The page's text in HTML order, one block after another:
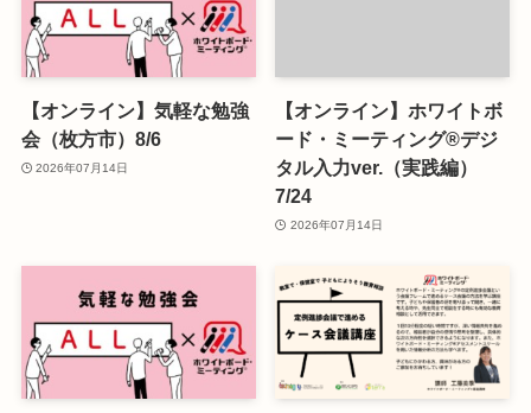
【オンライン】気軽な勉強
会（枚方市）8/6
2026年07月14日
【オンライン】ホワイトボ
ード・ミーティング®デジ
タル入力ver.（実践編）
7/24
2026年07月14日